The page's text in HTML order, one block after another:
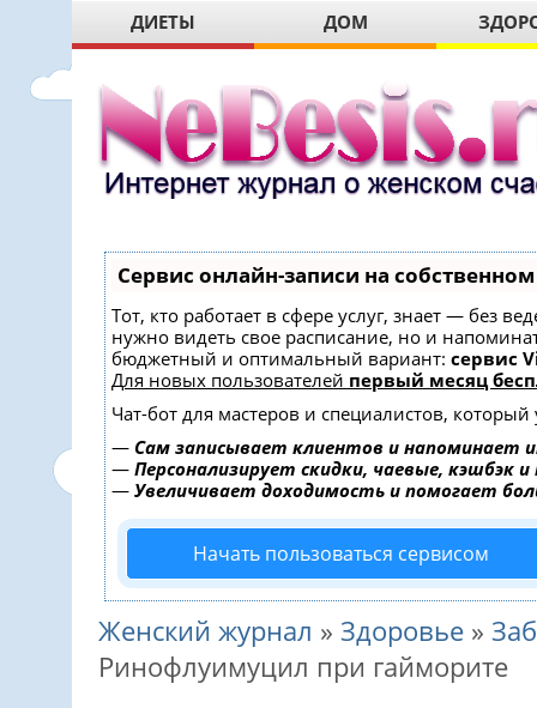
ДИЕТЫ ДОМ
Сервис онлайн-записи на
Тот, кто работает в сфере услуг, знает — без
нужно видеть свое расписание, но и
бюджетный и оптимальный вариант: сервис
Для новых пользователей первый месяц
Чат-бот для мастеров и специалистов,
— Сам записывает клиентов и напоминает
— Персонализирует скидки, чаевые, кэшбэк
— Увеличивает доходимость и помогает
Начать пользоваться сервисом
Женский журнал » Здоровье »
Ринофлуимуцил при гайморите